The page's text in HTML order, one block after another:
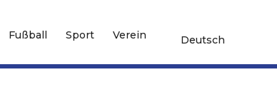
Fußball Sport Verein Deutsch